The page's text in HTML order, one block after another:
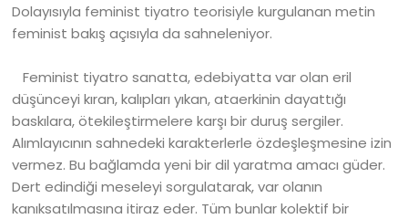
Dolayısıyla feminist tiyatro teorisiyle kurgulanan metin
feminist bakış açısıyla da sahneleniyor.
Feminist tiyatro sanatta, edebiyatta var olan eril
düşünceyi kıran, kalıpları yıkan, ataerkinin dayattığı
baskılara, ötekileştirmelere karşı bir duruş sergiler.
Alımlayıcının sahnedeki karakterlerle özdeşleşmesine izin
vermez. Bu bağlamda yeni bir dil yaratma amacı güder.
Dert edindiği meseleyi sorgulatarak, var olanın
kanıksatılmasına itiraz eder. Tüm bunlar kolektif bir